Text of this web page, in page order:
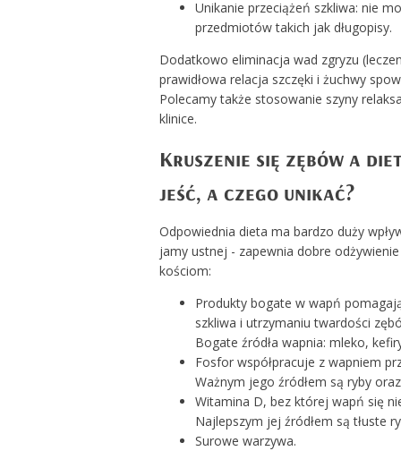
Unikanie przeciążeń szkliwa: nie
przedmiotów takich jak długopisy.
Dodatkowo eliminacja wad zgryzu
prawidłowa relacja szczęki i żuchwy
Polecamy także stosowanie szyny
klinice.
Kruszenie się zębów a
jeść, a czego unikać?
Odpowiednia dieta ma bardzo duży
jamy ustnej - zapewnia dobre
kościom:
Produkty bogate w wapń
szkliwa i utrzymaniu twardości
Bogate źródła wapnia: mleko,
Fosfor współpracuje z wapniem
Ważnym jego źródłem są ryby
Witamina D, bez której wapń się
Najlepszym jej źródłem są tłuste
Surowe warzywa.